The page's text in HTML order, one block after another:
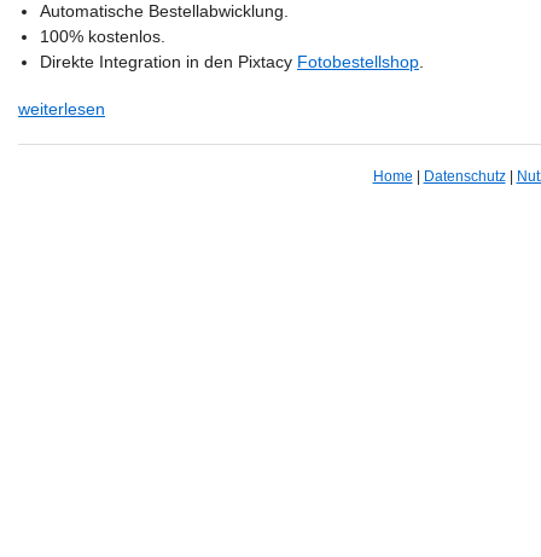
Automatische Bestellabwicklung.
100% kostenlos.
Direkte Integration in den Pixtacy Fotobestellshop
weiterlesen
Home Datenschutz|